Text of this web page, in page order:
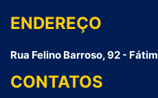
ENDEREÇO
Rua Felino Barroso, 92 -
CONTATOS